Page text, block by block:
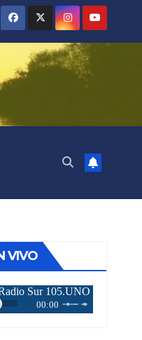
VIVO